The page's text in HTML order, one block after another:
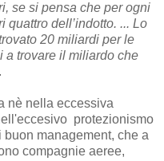
se si pensa che per ogni
quattro dell’indotto. ... Lo
20 miliardi per le
a trovare il miliardo che
nè nella eccessiva
protezionismo
management, che a
compagnie aeree,